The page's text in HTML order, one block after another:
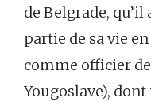
de Belgrade, qu’il
partie de sa vie
comme officier
Yougoslave), dont